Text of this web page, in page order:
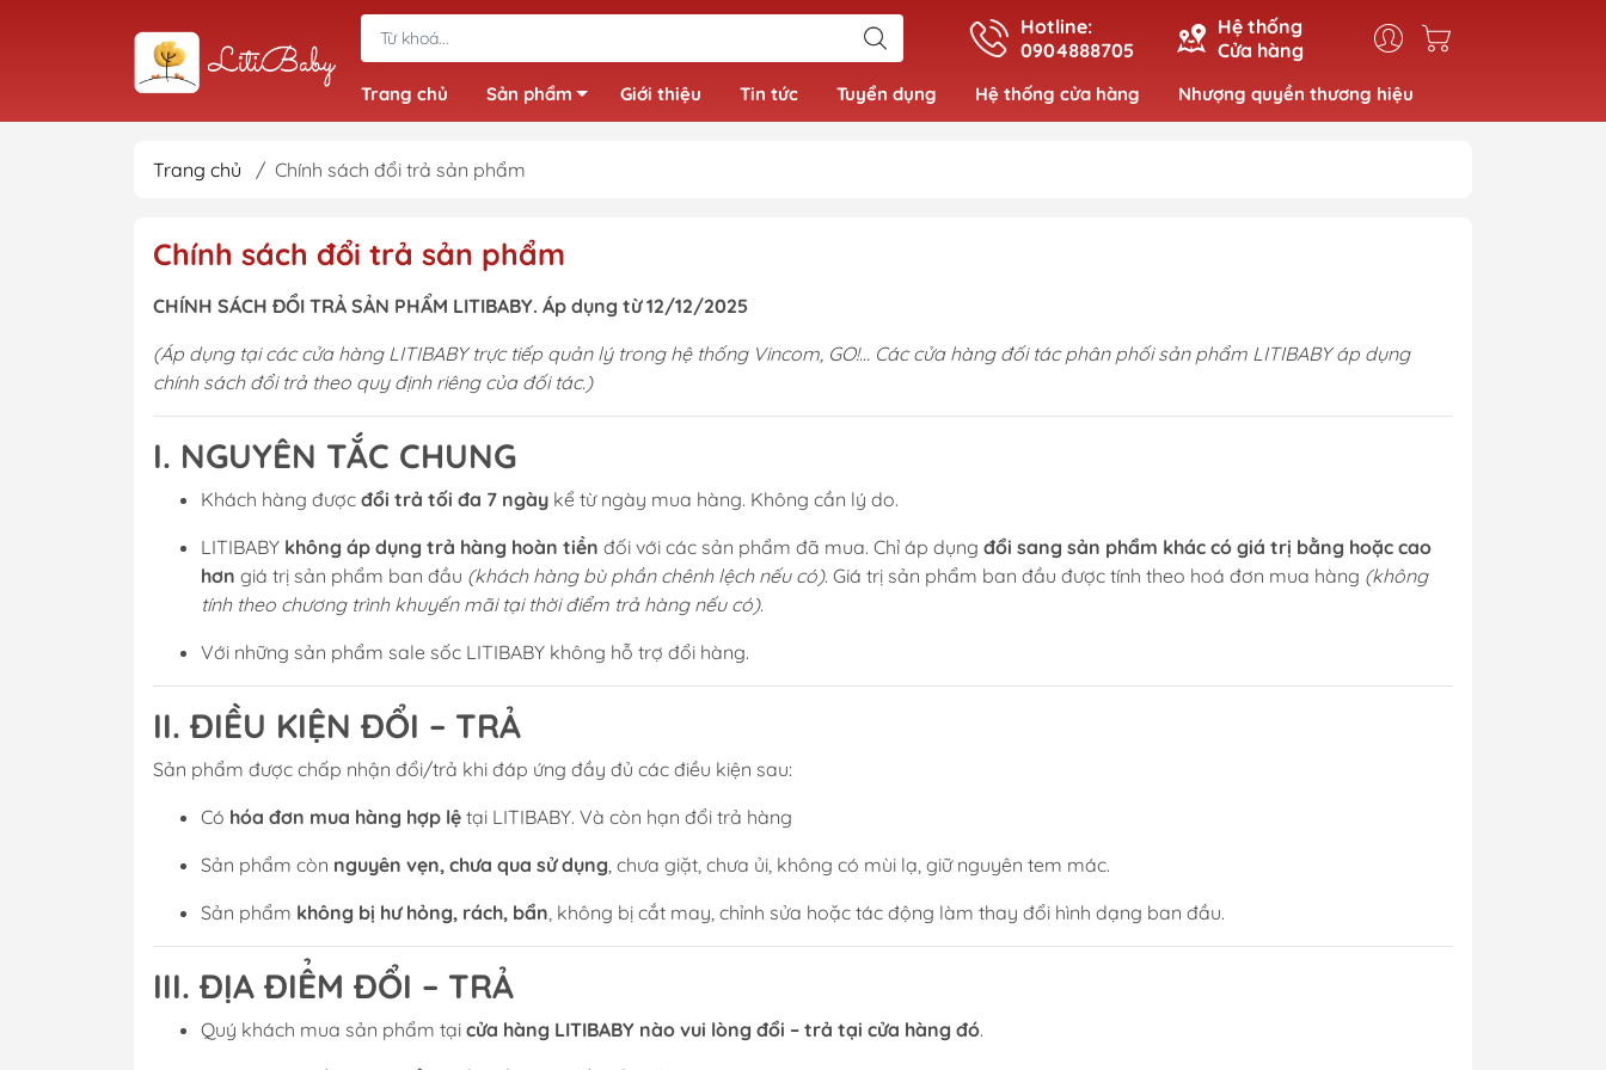
Hotline:
0904888705
Hệ thống
Cửa hàng
Trang chủ Sản phẩm
Quần bé trai
Áo bé trai
Giầy dép bé trai
Áo bé gái
Giới thiệu Tin tức Tuyển dụng Hệ thống cửa hàng Nhượng quyền thương hiệu
Trang chủ / Chính sách đổi trả sản phẩm
Chính sách đổi trả sản phẩm
CHÍNH SÁCH ĐỔI TRẢ SẢN PHẨM LITIBABY. Áp dụng từ 12/12/2025
(Áp dụng tại các cửa hàng LITIBABY trực tiếp quản lý trong hệ thống Vincom, GO!… Các cửa hàng đối tác phân phối sản phẩm LITIBABY áp dụng
chính sách đổi trả theo quy định riêng của đối tác.)
I. NGUYÊN TẮC CHUNG
Khách hàng được đổi trả tối đa 7 ngày kể từ ngày mua hàng. Không cần lý do.
LITIBABY không áp dụng trả hàng hoàn tiền đối với các sản phẩm đã mua. Chỉ áp dụng đổi sang sản phẩm khác có giá trị bằng hoặc cao
hơn giá trị sản phẩm ban đầu (khách hàng bù phần chênh lệch nếu có). Giá trị sản phẩm ban đầu được tính theo hoá đơn mua hàng (không
tính theo chương trình khuyến mãi tại thời điểm trả hàng nếu có).
Với những sản phẩm sale sốc LITIBABY không hỗ trợ đổi hàng.
II. ĐIỀU KIỆN ĐỔI – TRẢ
Sản phẩm được chấp nhận đổi/trả khi đáp ứng đầy đủ các điều kiện sau:
Có hóa đơn mua hàng hợp lệ tại LITIBABY. Và còn hạn đổi trả hàng
Sản phẩm còn nguyên vẹn, chưa qua sử dụng, chưa giặt, chưa ủi, không có mùi lạ, giữ nguyên tem mác.
Sản phẩm không bị hư hỏng, rách, bẩn, không bị cắt may, chỉnh sửa hoặc tác động làm thay đổi hình dạng ban đầu.
III. ĐỊA ĐIỂM ĐỔI – TRẢ
Quý khách mua sản phẩm tại cửa hàng LITIBABY nào vui lòng đổi – trả tại cửa hàng đó.